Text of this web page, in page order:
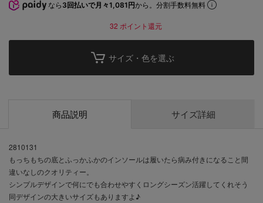
なら 3回払いで月々1,081円から。分割手数料無料
32 ポイント還元
サイズ・色を選ぶ
商品説明 サイズ詳細
2810131
もっちもちの底とふっかふかのインソールは履いたら病み付きになること間
違いなしのクオリティー。
シンプルデザインで何にでも合わせやすくロングシーズン活躍してくれそう
同デザインの大きいサイズもありますよ♪